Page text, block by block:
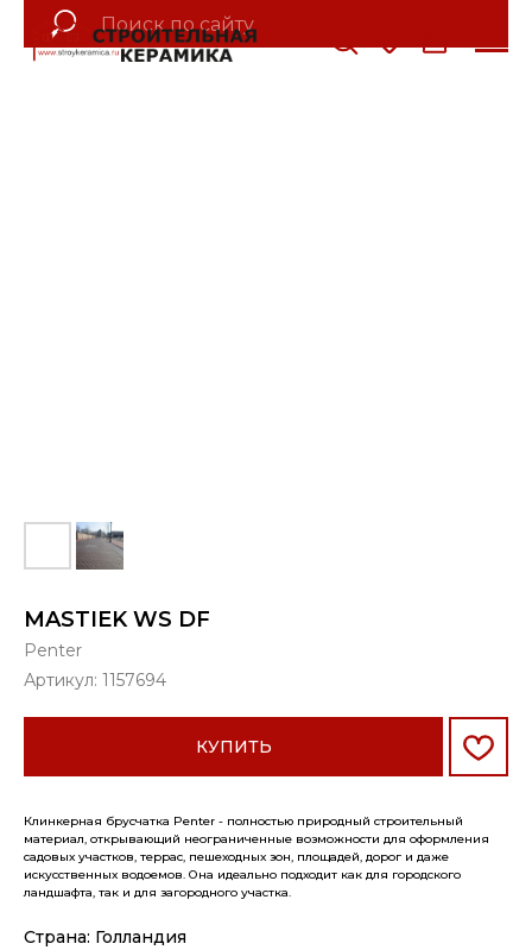
MASTIEK WS DF
Penter
Артикул: 1157694
КУПИТЬ
Клинкерная брусчатка Penter - полностью природный строительный
материал, открывающий неограниченные возможности для оформления
садовых участков, террас, пешеходных зон, площадей, дорог и даже
искусственных водоемов. Она идеально подходит как для городского
ландшафта, так и для загородного участка.
Страна: Голландия